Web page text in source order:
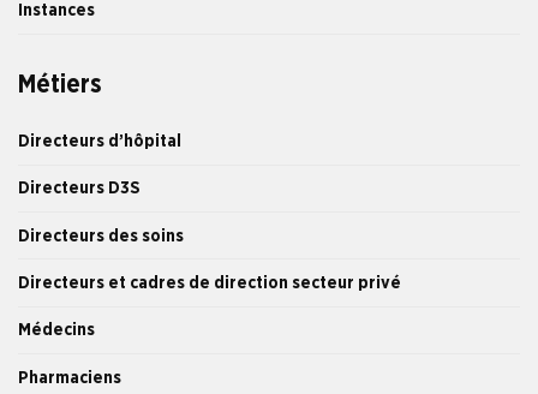
Instances
Métiers
Directeurs d’hôpital
Directeurs D3S
Directeurs des soins
Directeurs et cadres de direction secteur privé
Médecins
Pharmaciens